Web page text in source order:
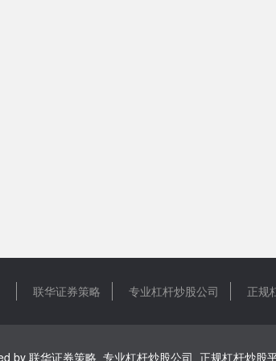
联华证券策略 专业杠杆炒股公司 正规
by 联华证券策略_专业杠杆炒股公司_正规杠杆炒股